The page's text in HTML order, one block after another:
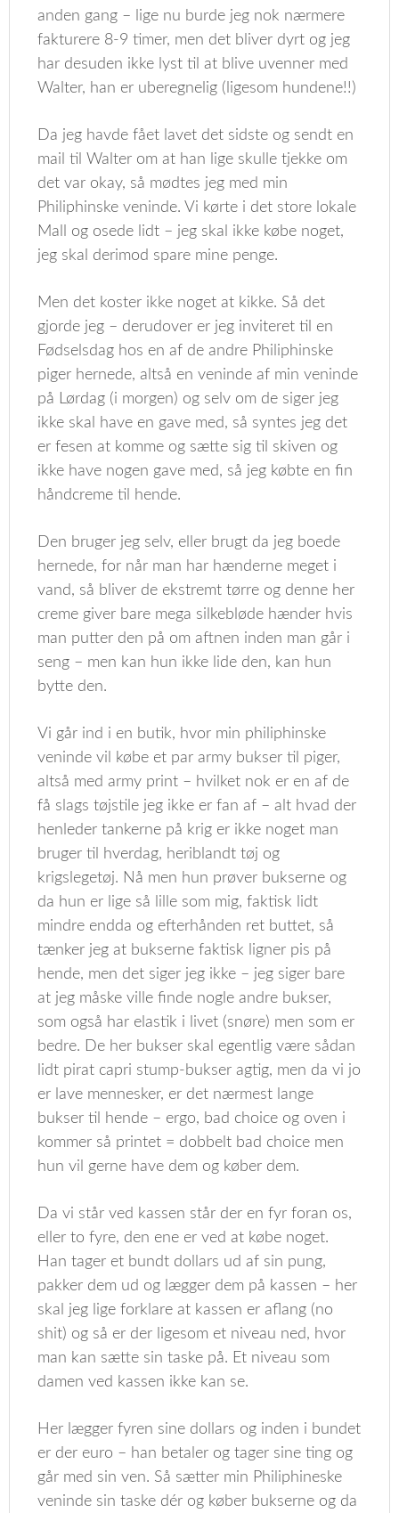
anden gang – lige nu burde jeg nok nærmere
fakturere 8-9 timer, men det bliver dyrt og jeg
har desuden ikke lyst til at blive uvenner med
Walter, han er uberegnelig (ligesom hundene!!)
Da jeg havde fået lavet det sidste og sendt en
mail til Walter om at han lige skulle tjekke om
det var okay, så mødtes jeg med min
Philiphinske veninde. Vi kørte i det store lokale
Mall og osede lidt – jeg skal ikke købe noget,
jeg skal derimod spare mine penge.
Men det koster ikke noget at kikke. Så det
gjorde jeg – derudover er jeg inviteret til en
Fødselsdag hos en af de andre Philiphinske
piger hernede, altså en veninde af min veninde
på Lørdag (i morgen) og selv om de siger jeg
ikke skal have en gave med, så syntes jeg det
er fesen at komme og sætte sig til skiven og
ikke have nogen gave med, så jeg købte en fin
håndcreme til hende.
Den bruger jeg selv, eller brugt da jeg boede
hernede, for når man har hænderne meget i
vand, så bliver de ekstremt tørre og denne her
creme giver bare mega silkebløde hænder hvis
man putter den på om aftnen inden man går i
seng – men kan hun ikke lide den, kan hun
bytte den.
Vi går ind i en butik, hvor min philiphinske
veninde vil købe et par army bukser til piger,
altså med army print – hvilket nok er en af de
få slags tøjstile jeg ikke er fan af – alt hvad der
henleder tankerne på krig er ikke noget man
bruger til hverdag, heriblandt tøj og
krigslegetøj. Nå men hun prøver bukserne og
da hun er lige så lille som mig, faktisk lidt
mindre endda og efterhånden ret buttet, så
tænker jeg at bukserne faktisk ligner pis på
hende, men det siger jeg ikke – jeg siger bare
at jeg måske ville finde nogle andre bukser,
som også har elastik i livet (snøre) men som er
bedre. De her bukser skal egentlig være sådan
lidt pirat capri stump-bukser agtig, men da vi jo
er lave mennesker, er det nærmest lange
bukser til hende – ergo, bad choice og oven i
kommer så printet = dobbelt bad choice men
hun vil gerne have dem og køber dem.
Da vi står ved kassen står der en fyr foran os,
eller to fyre, den ene er ved at købe noget.
Han tager et bundt dollars ud af sin pung,
pakker dem ud og lægger dem på kassen – her
skal jeg lige forklare at kassen er aflang (no
shit) og så er der ligesom et niveau ned, hvor
man kan sætte sin taske på. Et niveau som
damen ved kassen ikke kan se.
Her lægger fyren sine dollars og inden i bundet
er der euro – han betaler og tager sine ting og
går med sin ven. Så sætter min Philiphineske
veninde sin taske dér og køber bukserne og da